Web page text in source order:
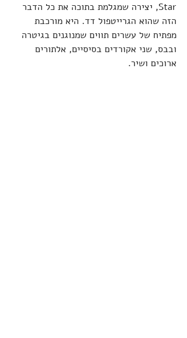
Star, יצירה שמגלמת בתוכה את כל הדבר
הזה שהוא הגרייטפול דד. היא מורכבת
מפתיח של עשרים תווים שמנוגנים בגיטרה
ובבס, שני אקורדים בסיסיים, אלתורים
ארוכים ושיר.